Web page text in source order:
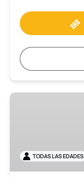
Centro
privada
de
TODAS LAS EDADES